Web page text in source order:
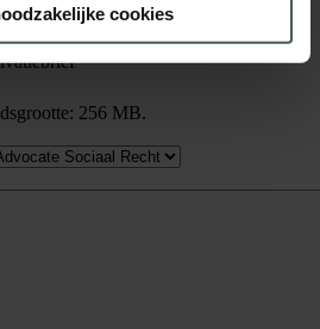
cookies
256 MB.
*
256 MB.